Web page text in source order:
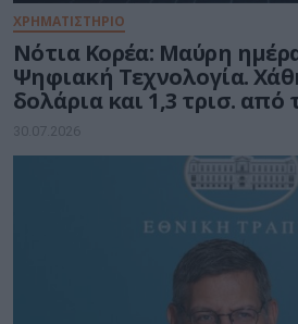
ΧΡΗΜΑΤΙΣΤΗΡΙΟ
Νότια Κορέα: Μαύρη
Ψηφιακή Τεχνολογία.
δολάρια και 1,3 τρισ. από
ημιαγωγών
30.07.2026